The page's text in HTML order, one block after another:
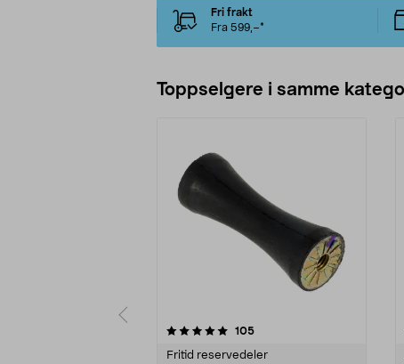
Fri frakt
Fra 599,–*
Toppselgere i samme
105anmeldelser
Fritid reservedeler
5.0 av 5 stjerner